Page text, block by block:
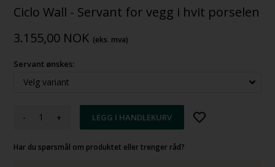
Ciclo Wall - Servant for vegg i hvit porselen
3.155,00 NOK (eks. mva)
Servant ønskes:
- +
Har du spørsmål om produktet eller trenger råd?